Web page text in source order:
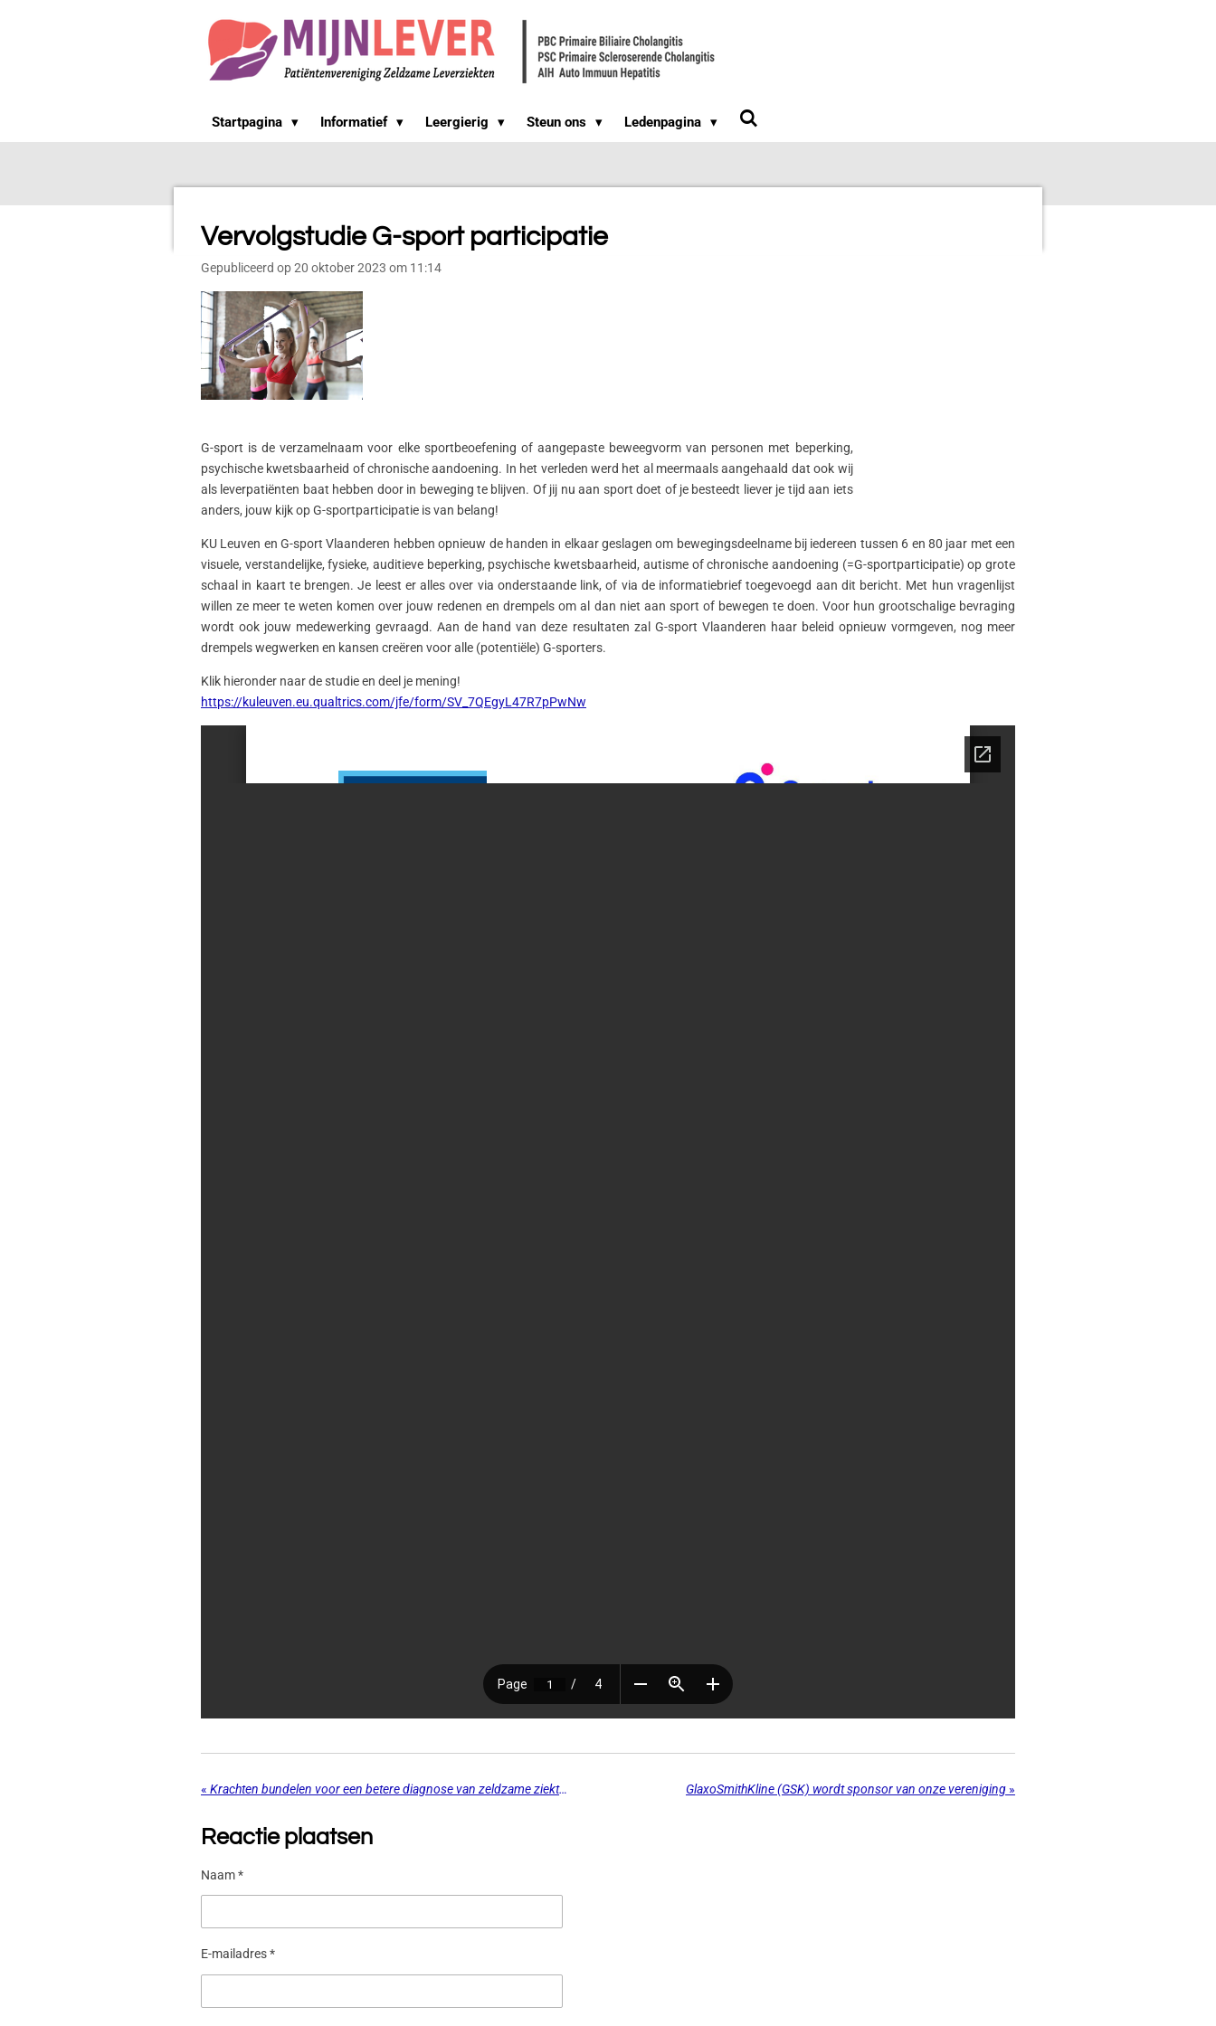
Startpagina Informatief Leergierig Steun ons Ledenpagina
Vervolgstudie G-sport participatie
Gepubliceerd op 20 oktober 2023 om 11:14
G-sport is de verzamelnaam voor elke sportbeoefening of aangepaste beweegvorm van personen met beperking,
psychische kwetsbaarheid of chronische aandoening. In het verleden werd het al meermaals aangehaald dat ook wij
als leverpatiënten baat hebben door in beweging te blijven. Of jij nu aan sport doet of je besteedt liever je tijd aan iets
anders, jouw kijk op G-sportparticipatie is van belang!
KU Leuven en G-sport Vlaanderen hebben opnieuw de handen in elkaar geslagen om bewegingsdeelname bij iedereen tussen 6 en 80 jaar met een
visuele, verstandelijke, fysieke, auditieve beperking, psychische kwetsbaarheid, autisme of chronische aandoening (=G-sportparticipatie) op grote
schaal in kaart te brengen. Je leest er alles over via onderstaande link, of via de informatiebrief toegevoegd aan dit bericht. Met hun vragenlijst
willen ze meer te weten komen over jouw redenen en drempels om al dan niet aan sport of bewegen te doen. Voor hun grootschalige bevraging
wordt ook jouw medewerking gevraagd. Aan de hand van deze resultaten zal G-sport Vlaanderen haar beleid opnieuw vormgeven, nog meer
drempels wegwerken en kansen creëren voor alle (potentiële) G-sporters.
Klik hieronder naar de studie en deel je mening!
https://kuleuven.eu.qualtrics.com/jfe/form/SV_7QEgyL47R7pPwNw
« Krachten bundelen voor een betere diagnose van zeldzame ziekten GlaxoSmithKline (GSK) wordt sponsor van onze vereniging »
Reactie plaatsen
Naam *
E-mailadres *